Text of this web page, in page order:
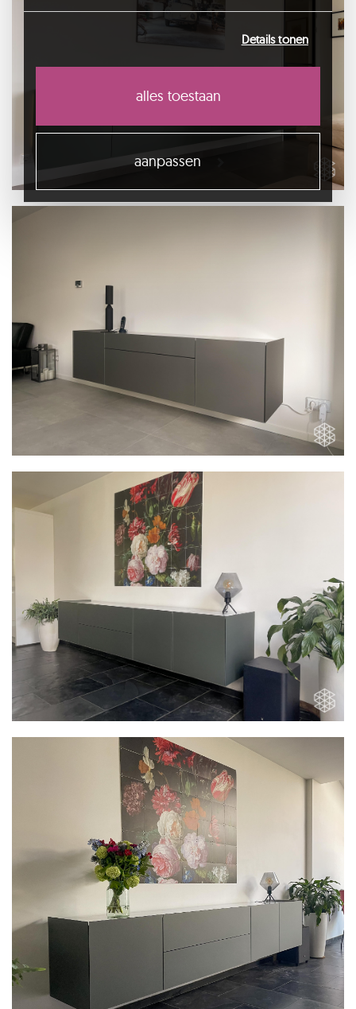
die u aan ze heeft verstrekt of die ze hebben
verzameld op basis van uw gebruik van hun
Details tonen
alles toestaan
aanpassen